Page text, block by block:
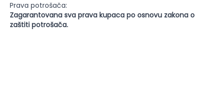
Prava potrošača:
Zagarantovana sva prava kupaca po osnovu zakona o
zaštiti potrošača.